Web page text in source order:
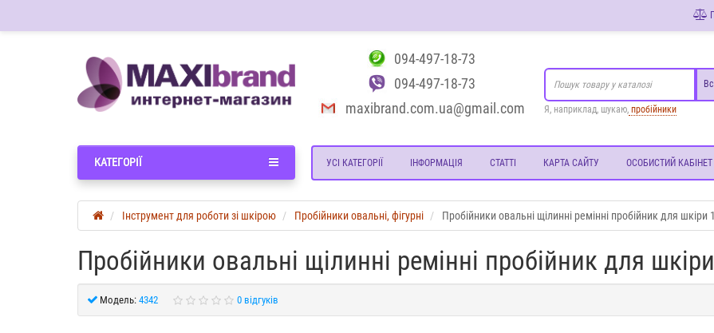
094-497-18-73
094-497-18-73
maxibrand.com.ua@gmail.com
Я, наприклад, шукаю, пробійники
УСІ КАТЕГОРІЇ ІНФОРМАЦІЯ СТАТТІ КАРТА САЙТУ ОСОБИСТИЙ КАБІНЕТ
КАТЕГОРІЇ
Інструмент для роботи зі шкірою Пробійники овальні, фігурні Пробійники овальні щілинні ремінні пробійник для
Пробійники овальні щілинні ремінні пробійник для
Модель: 4342 0 відгуків